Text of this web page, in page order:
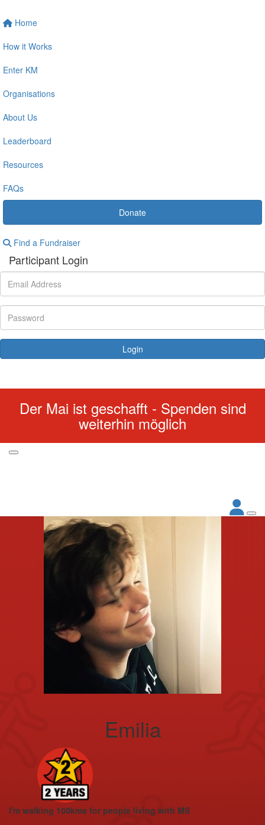
Home
How it Works
Enter KM
Organisations
About Us
Leaderboard
Resources
FAQs
Donate
Find a Fundraiser
Participant Login
Login
Der Mai ist geschafft - Spenden sind
weiterhin möglich
Emilia
I'm walking 100kms for people living with MS